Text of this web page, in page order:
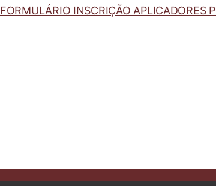
FORMULÁRIO INSCRIÇÃO APLICADORES